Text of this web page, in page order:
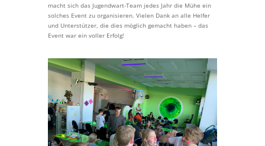
macht sich das Jugendwart-Team jedes Jahr die Mühe ein
solches Event zu organisieren. Vielen Dank an alle Helfer
und Unterstützer, die dies möglich gemacht haben – das
Event war ein voller Erfolg!